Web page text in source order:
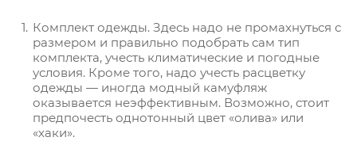
Комплект одежды. Здесь надо не промахнуться с
размером и правильно подобрать сам тип
комплекта, учесть климатические и погодные
условия. Кроме того, надо учесть расцветку
одежды — иногда модный камуфляж
оказывается неэффективным. Возможно, стоит
предпочесть однотонный цвет «олива» или
«хаки».